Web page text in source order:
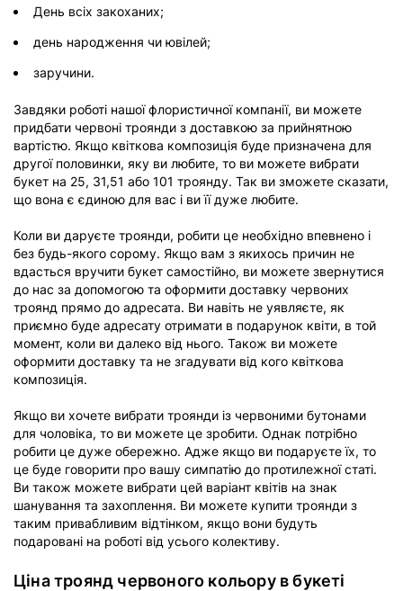
День всіх закоханих;
день народження чи ювілей;
заручини.
Завдяки роботі нашої флористичної компанії, ви можете
придбати червоні троянди з доставкою за прийнятною
вартістю. Якщо квіткова композиція буде призначена для
другої половинки, яку ви любите, то ви можете вибрати
букет на 25, 31,51 або 101 троянду. Так ви зможете сказати,
що вона є єдиною для вас і ви її дуже любите.
Коли ви даруєте троянди, робити це необхідно впевнено і
без будь-якого сорому. Якщо вам з якихось причин не
вдасться вручити букет самостійно, ви можете звернутися
до нас за допомогою та оформити доставку червоних
троянд прямо до адресата. Ви навіть не уявляєте, як
приємно буде адресату отримати в подарунок квіти, в той
момент, коли ви далеко від нього. Також ви можете
оформити доставку та не згадувати від кого квіткова
композиція.
Якщо ви хочете вибрати троянди із червоними бутонами
для чоловіка, то ви можете це зробити. Однак потрібно
робити це дуже обережно. Адже якщо ви подаруєте їх, то
це буде говорити про вашу симпатію до протилежної статі.
Ви також можете вибрати цей варіант квітів на знак
шанування та захоплення. Ви можете купити троянди з
таким привабливим відтінком, якщо вони будуть
подаровані на роботі від усього колективу.
Ціна троянд червоного кольору в букеті